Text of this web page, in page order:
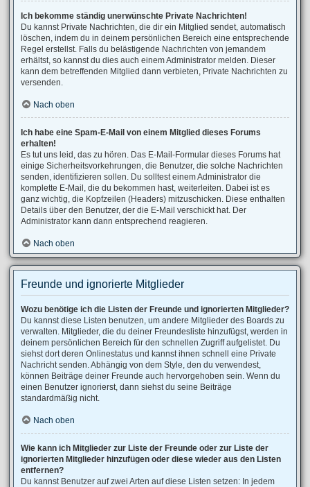
Ich bekomme ständig unerwünschte Private Nachrichten!
Du kannst Private Nachrichten, die dir ein Mitglied sendet, automatisch
löschen, indem du in deinem persönlichen Bereich eine entsprechende
Regel erstellst. Falls du belästigende Nachrichten von jemandem
erhältst, so kannst du dies auch einem Administrator melden. Dieser
kann dem betreffenden Mitglied dann verbieten, Private Nachrichten zu
versenden.
Nach oben
Ich habe eine Spam-E-Mail von einem Mitglied dieses Forums
erhalten!
Es tut uns leid, das zu hören. Das E-Mail-Formular dieses Forums hat
einige Sicherheitsvorkehrungen, die Benutzer, die solche Nachrichten
senden, identifizieren sollen. Du solltest einem Administrator die
komplette E-Mail, die du bekommen hast, weiterleiten. Dabei ist es
ganz wichtig, die Kopfzeilen (Headers) mitzuschicken. Diese enthalten
Details über den Benutzer, der die E-Mail verschickt hat. Der
Administrator kann dann entsprechend reagieren.
Nach oben
Freunde und ignorierte Mitglieder
Wozu benötige ich die Listen der Freunde und ignorierten Mitglieder?
Du kannst diese Listen benutzen, um andere Mitglieder des Boards zu
verwalten. Mitglieder, die du deiner Freundesliste hinzufügst, werden in
deinem persönlichen Bereich für den schnellen Zugriff aufgelistet. Du
siehst dort deren Onlinestatus und kannst ihnen schnell eine Private
Nachricht senden. Abhängig von dem Style, den du verwendest,
können Beiträge deiner Freunde auch hervorgehoben sein. Wenn du
einen Benutzer ignorierst, dann siehst du seine Beiträge
standardmäßig nicht.
Nach oben
Wie kann ich Mitglieder zur Liste der Freunde oder zur Liste der
ignorierten Mitglieder hinzufügen oder diese wieder aus den Listen
entfernen?
Du kannst Benutzer auf zwei Arten auf diese Listen setzen: In jedem